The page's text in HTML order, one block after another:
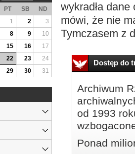
wykradła
mówi, że nie
Tymczasem z
Dostęp do
Archiwum
od 1993
Ponad
PT SB
ND
1
2
3
8 9
10
15 16
17
22 23
24
29 30 31